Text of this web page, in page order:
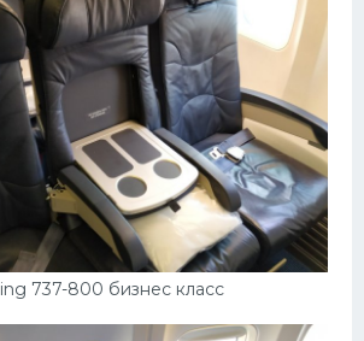
737-800 бизнес класс